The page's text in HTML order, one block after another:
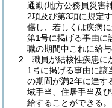
通勤(地方公務員災害
2項及び第3項に規定
傷し、若しくは疾病
第1号に掲げる事由に
職の期間中これに給
2
職員が結核性疾患に
1号に掲げる事由に該
の期間が満2年に達す
域手当、住居手当及
給することができる。